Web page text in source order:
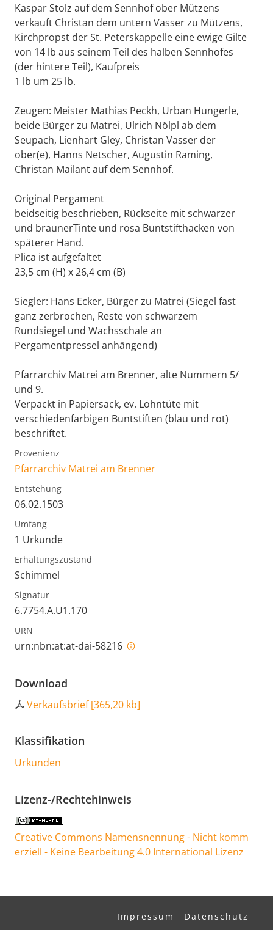
Kaspar Stolz auf dem Sennhof ober Mützens
verkauft Christan dem untern Vasser zu Mützens,
Kirchpropst der St. Peterskappelle eine ewige Gilte
von 14 lb aus seinem Teil des halben Sennhofes
(der hintere Teil), Kaufpreis
1 lb um 25 lb.
Zeugen: Meister Mathias Peckh, Urban Hungerle,
beide Bürger zu Matrei, Ulrich Nölpl ab dem
Seupach, Lienhart Gley, Christan Vasser der
ober(e), Hanns Netscher, Augustin Raming,
Christan Mailant auf dem Sennhof.
Original Pergament
beidseitig beschrieben, Rückseite mit schwarzer
und braunerTinte und rosa Buntstifthacken von
späterer Hand.
Plica ist aufgefaltet
23,5 cm (H) x 26,4 cm (B)
Siegler: Hans Ecker, Bürger zu Matrei (Siegel fast
ganz zerbrochen, Reste von schwarzem
Rundsiegel und Wachsschale an
Pergamentpressel anhängend)
Pfarrarchiv Matrei am Brenner, alte Nummern 5/
und 9.
Verpackt in Papiersack, ev. Lohntüte mit
verschiedenfarbigen Buntstiften (blau und rot)
beschriftet.
Provenienz
Pfarrarchiv Matrei am Brenner
Entstehung
06.02.1503
Umfang
1 Urkunde
Erhaltungszustand
Schimmel
Signatur
6.7754.A.U1.170
URN
urn:nbn:at:at-dai-58216
Download
Verkaufsbrief[365,20 kb]
Klassifikation
Urkunden
Lizenz-/Rechtehinweis
Creative Commons Namensnennung - Nicht komm
erziell - Keine Bearbeitung 4.0 International Lizenz
Impressum Datenschutz